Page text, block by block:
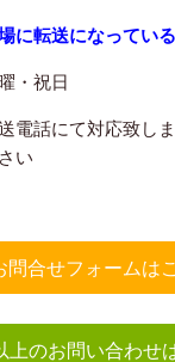
に転送になってい
・祝日
電話にて対応致し
い
問合せフォームは
上のお問い合わせ